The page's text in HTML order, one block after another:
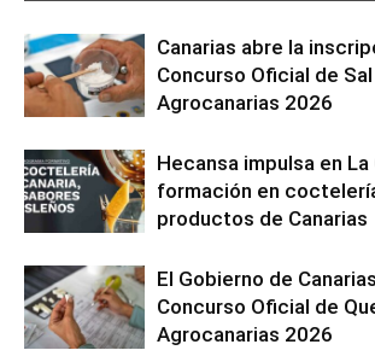
Canarias abre la
Concurso Oficial de
Agrocanarias 2026
Hecansa impulsa en La
formación en
productos de Canarias
El Gobierno de
Concurso Oficial de
Agrocanarias 2026